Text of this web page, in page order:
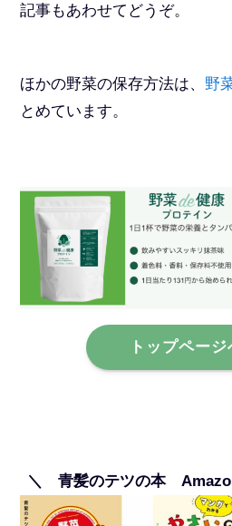
記事もあわせてどうぞ。
ほかの野菜の保存方法は、野
とめています。
トップペー
＼ 青髪のテツの本